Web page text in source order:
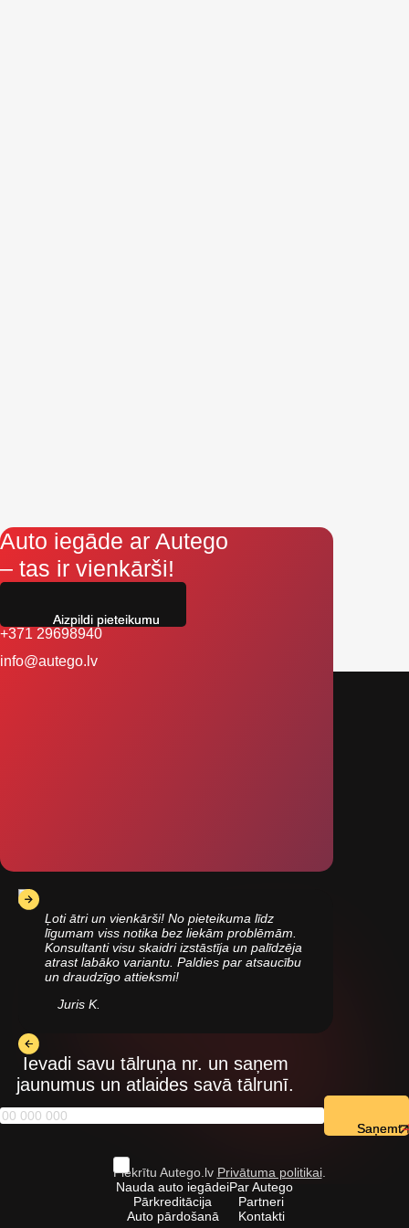
Auto iegāde ar Autego
– tas ir vienkārši!
+371 29698940
info@autego.lv
Ļoti ātri un vienkārši! No pieteikuma līdz
līgumam viss notika bez liekām problēmām.
Konsultanti visu skaidri izstāstīja un palīdzēja
atrast labāko variantu. Paldies par atsaucību
un draudzīgo attieksmi!
Juris K.
Ievadi savu tālruņa nr. un saņem
jaunumus un atlaides savā tālrunī.
Piekrītu Autego.lv Privātuma politikai.
Nauda auto iegādei
Pārkreditācija
Auto pārdošanā
Par Autego
Partneri
Kontakti